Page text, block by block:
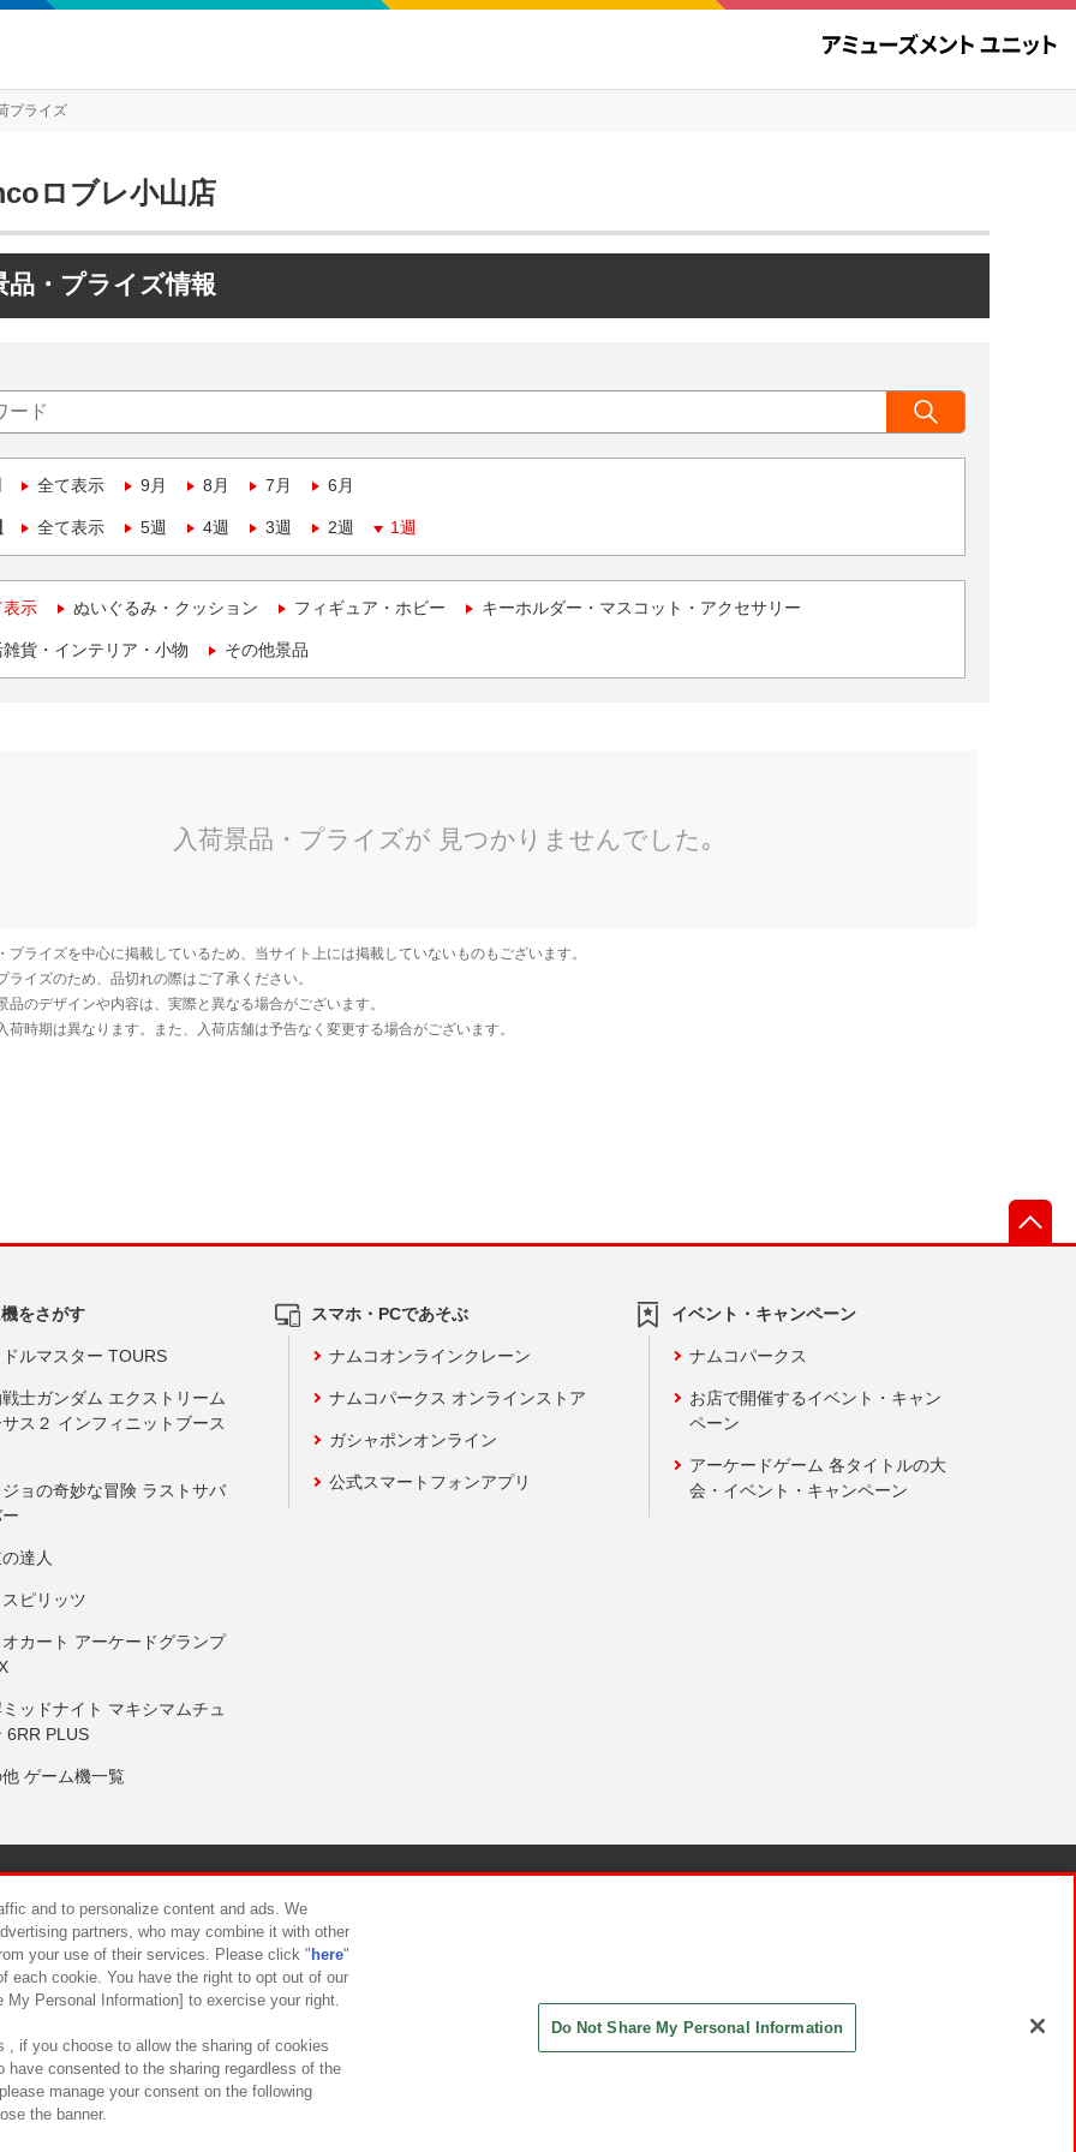
プライズ
ロブレ小山店
品・プライズ情報
全て表示 9月 8月 7月 6月
全て表示 5週 4週 3週 2週 1週
表示 ぬいぐるみ・クッション フィギュア・ホビー キーホルダー・マスコット・アクセサリー
貨・インテリア・小物 その他景品
をさがす
ルマスター TOURS
士ガンダム エクストリーム
ス２ インフィニットブース
ョの奇妙な冒険 ラストサバ
達人
ピリッツ
カート アーケードグランプ
ッドナイト マキシマムチュ
6RR PLUS
ゲーム機一覧
スマホ・PCであそぶ
ナムコオンラインクレーン
ナムコパークス オンラインストア
ガシャポンオンライン
公式スマートフォンアプリ
イベント・キャンペーン
ナムコパークス
お店で開催するイベント・キャン
ペーン
アーケードゲーム 各タイトルの大
会・イベント・キャンペーン
について カスタマーハラスメント対応方針
and to personalize content and ads. We
partners, who may combine it with other
your use of their services. Please click " here"
each cookie. You have the right to opt out of our
Personal Information] to exercise your right.
, if you choose to allow the sharing of cookies
have consented to the sharing regardless of the
manage your consent on the following
the banner.
Do Not Share My Personal Information